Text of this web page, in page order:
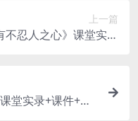
上一篇
不忍人之心》课堂实录
堂实录+课件+教